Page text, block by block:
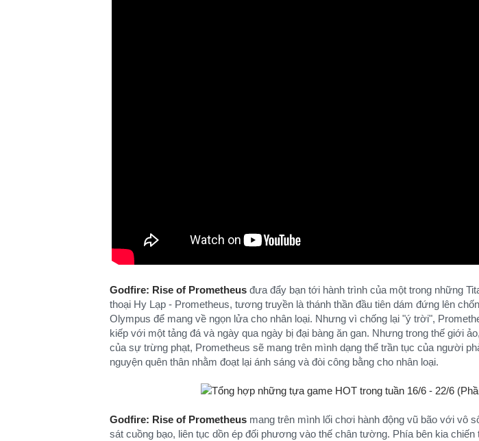
Godfire: Rise of Prometheus đưa đẩy bạn tới hành trình của một trong những
thoại Hy Lạp - Prometheus, tương truyền là thánh thần đầu tiên dám đứng lên
Olympus để mang về ngọn lửa cho nhân loại. Nhưng vì chống lại "ý trời",
kiếp với một tảng đá và ngày qua ngày bị đại bàng ăn gan. Nhưng trong thế giới
của sự trừng phạt, Prometheus sẽ mang trên mình dạng thể trần tục của người
nguyện quên thân nhằm đoạt lại ánh sáng và đòi công bằng cho nhân loại.
Godfire: Rise of Prometheus mang trên mình lối chơi hành động vũ bão với vô
sát cuồng bạo, liên tục dồn ép đối phương vào thế chân tường. Phía bên kia chiến